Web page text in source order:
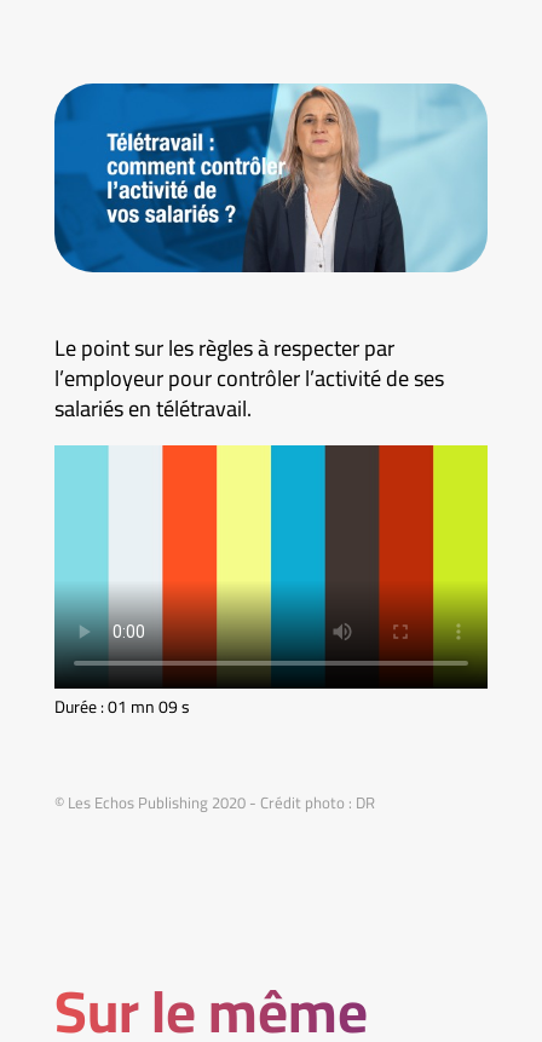
Le point sur les règles à respecter par
l’employeur pour contrôler l’activité de ses
salariés en télétravail.
Durée : 01 mn 09 s
© Les Echos Publishing 2020 - Crédit photo : DR
Sur le même